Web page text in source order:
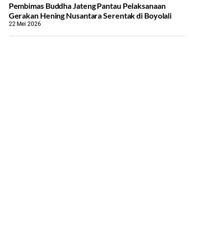
‎Pembimas Buddha Jateng Pantau Pelaksanaan
Gerakan Hening Nusantara Serentak di Boyolali
22 Mei 2026